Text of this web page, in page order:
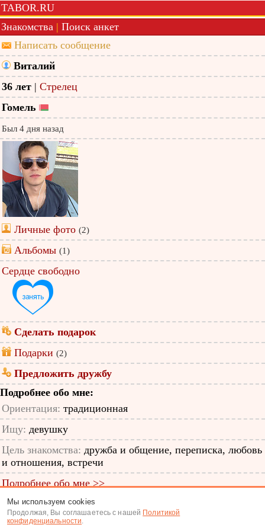
TABOR.RU
Знакомства | Поиск анкет
Написать сообщение
Виталий
36 лет | Стрелец
Гомель
Был 4 дня назад
Личные фото (2)
Альбомы (1)
Сердце свободно
Сделать подарок
Подарки (2)
Предложить дружбу
Подробнее обо мне:
Ориентация: традиционная
Ищу: девушку
Цель знакомства: дружба и общение, переписка, любовь
и отношения, встречи
Подробнее обо мне >>
ID анкеты: 12386614
Знакомства|Поиск анкет
Мы используем cookies
Продолжая, Вы соглашаетесь с нашей Политикой
конфиденциальности.